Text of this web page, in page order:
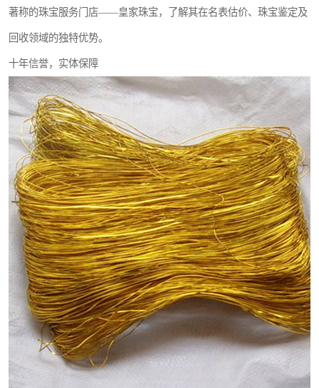
著称的珠宝服务门店——皇家珠宝，了解其在名表估价、珠宝鉴定及
回收领域的独特优势。
十年信誉，实体保障